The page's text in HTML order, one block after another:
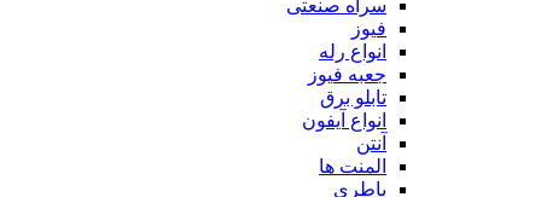
سراه صنعتی
فیوز
انواع رله
جعبه فیوز
تابلو برق
انواع آیفون
آنتن
المنت ها
باطری